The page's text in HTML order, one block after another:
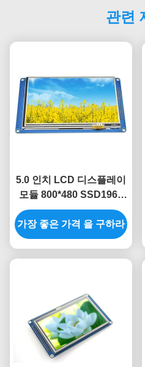
관련
5.0 인치 LCD 디스플레이
모듈 800*480 SSD1963
8080 LCD TFT 모듈
가장 좋은 가격 을 구하라